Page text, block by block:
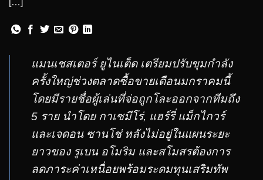
[…]
แมนเชสเตอร์ ยูไนเต็ด เตรียมปรับขุมกำลัง
ครั้งใหญ่ช่วงตลาดซื้อขายเดือนมกราคมนี้
โดยมีรายชื่อผู้เล่นที่จ่อถูกโละออกจากทีมถึง
5 ราย นำโดย กาเซมีโร่, แฮร์รี่ แม็กไกวร์
และเจดอน ซานโช่ หลังไม่อยู่ในแผนระยะ
ยาวของ รูเบน อโมริม และสโมสรต้องการ
ลดภาระค่าเหนื่อยพร้อมระดมทุนเสริมทัพ